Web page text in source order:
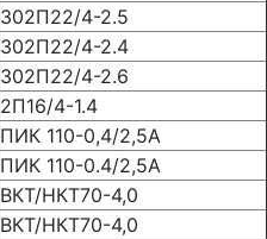
302П22/4-2.5
302П22/4-2.4
302П22/4-2.6
2П16/4-1.4
ПИК 110-0,4/2,5А
ПИК 110-0.4/2,5А
ВКТ/НКТ70-4,0
ВКТ/НКТ70-4,0